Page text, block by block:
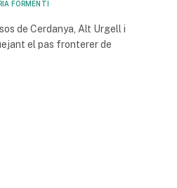
FORMENTI
de Cerdanya, Alt Urgell i
el pas fronterer de